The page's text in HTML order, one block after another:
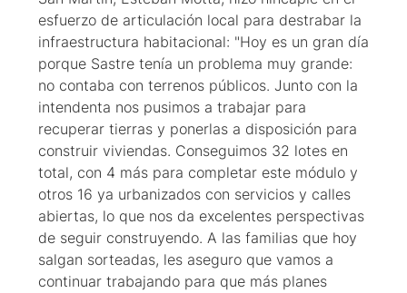
esfuerzo de articulación local para destrabar la
infraestructura habitacional: "Hoy es un gran día
porque Sastre tenía un problema muy grande:
no contaba con terrenos públicos. Junto con la
intendenta nos pusimos a trabajar para
recuperar tierras y ponerlas a disposición para
construir viviendas. Conseguimos 32 lotes en
total, con 4 más para completar este módulo y
otros 16 ya urbanizados con servicios y calles
abiertas, lo que nos da excelentes perspectivas
de seguir construyendo. A las familias que hoy
salgan sorteadas, les aseguro que vamos a
continuar trabajando para que más planes